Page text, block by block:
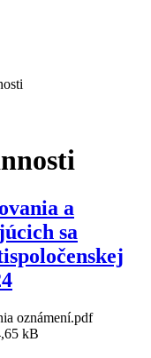
a
sa
oznámení.pdf
kB